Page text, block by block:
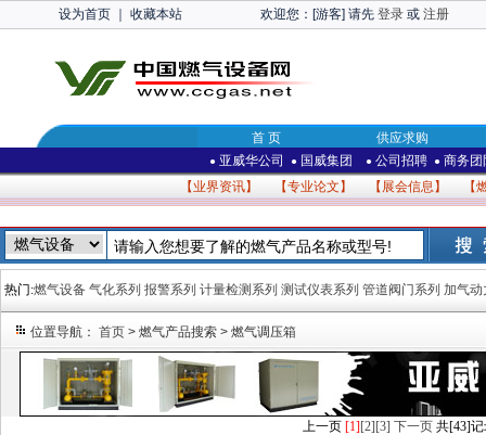
设为首页｜ 收藏本站 欢迎您：[游客] 请先 登录 或 注册
首 页 供应求购
● 亚威华公司 ● 国威集团 ● 公司招聘 ● 商务团
【业界资讯】 【专业论文 】 【 展会信息 】 【
热门:燃气设备 气化系列 报警系列 计量检测系列 测试仪表系列 管道阀门系列 加气动
位置导航： 首页 > 燃气产品搜索 > 燃气调压箱
上一页 [1] [2] [3] 下一页 共[43]记